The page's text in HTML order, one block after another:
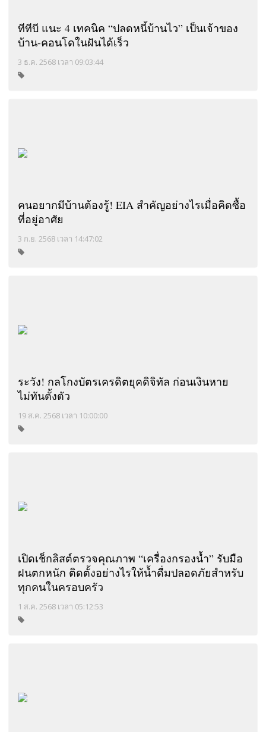
ทีทีบี แนะ 4 เทคนิค “ปลดหนี้บ้านไว” เป็นเจ้าของ
บ้าน-คอนโดในฝันได้เร็ว
3 ธ.ค. 2568 เวลา 09:03:44
คนอยากมีบ้านต้องรู้! EIA สำคัญอย่างไรเมื่อคิดซื้อ
ที่อยู่อาศัย
3 ก.ย. 2568 เวลา 14:47:02
ระวัง! กลโกงบัตรเครดิตยุคดิจิทัล ก่อนเงินหาย
ไม่ทันตั้งตัว
19 ส.ค. 2568 เวลา 10:00:00
เปิดเช็กลิสต์ตรวจคุณภาพ “เครื่องกรองน้ำ” รับมือ
ฝนตกหนัก ติดตั้งอย่างไรให้น้ำดื่มปลอดภัยสำหรับ
ทุกคนในครอบครัว
1 ส.ค. 2568 เวลา 05:12:53